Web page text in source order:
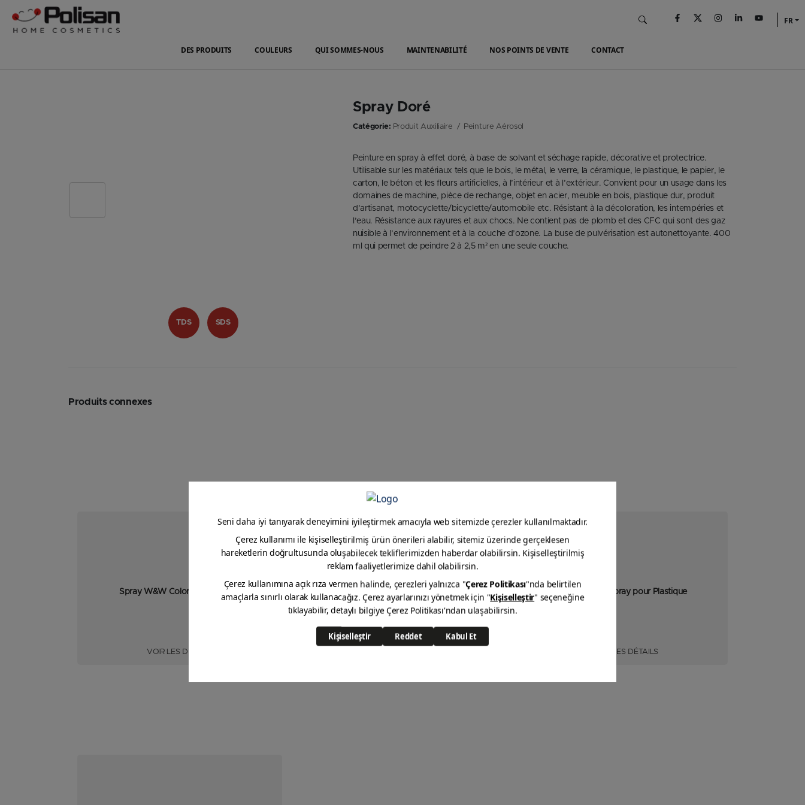
DES PRODUITS COULEURS QUI SOMMES-NOUS MAINTENABILITÉ NOS POINTS DE VENTE CONTACT
FR
TDS SDS
Spray Doré
Catégorie: Produit Auxiliaire Peinture Aérosol
Peinture en spray à effet doré, à base de solvant et séchage rapide, décorative et protectrice.
Utilisable sur les matériaux tels que le bois, le métal, le verre, la céramique, le plastique, le papier, le
carton, le béton et les fleurs artificielles, à l’intérieur et à l’extérieur. Convient pour un usage dans les
domaines de machine, pièce de rechange, objet en acier, meuble en bois, plastique dur, produit
d’artisanat, motocyclette/bicyclette/automobile etc. Résistant à la décoloration, les intempéries et
l’eau. Résistance aux rayures et aux chocs. Ne contient pas de plomb et des CFC qui sont des gaz
nuisible à l’environnement et à la couche d’ozone. La buse de pulvérisation est autonettoyante. 400
ml qui permet de peindre 2 à 2,5 m² en une seule couche.
Produits connexes
Spray W&W Colorant pour Bois
VOIR LES DÉTAILS
Spray Couleurs Fluorescentes Peinture en Spray pour Plastique
VOIR LES DÉTAILS